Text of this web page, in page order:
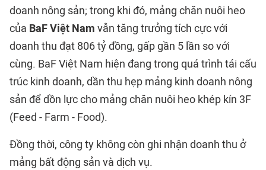
doanh nông sản; trong khi đó, mảng chăn nuôi heo
của BaF Việt Nam vẫn tăng trưởng tích cực với
doanh thu đạt 806 tỷ đồng, gấp gần 5 lần so với
cùng. BaF Việt Nam hiện đang trong quá trình tái cấu
trúc kinh doanh, dần thu hẹp mảng kinh doanh nông
sản để dồn lực cho mảng chăn nuôi heo khép kín 3F
(Feed - Farm - Food).
Đồng thời, công ty không còn ghi nhận doanh thu ở
mảng bất động sản và dịch vụ.